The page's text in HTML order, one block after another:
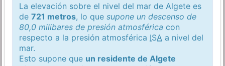
La elevación sobre el nivel del mar de Algete es
de721 metros, lo quesupone un descenso de
80,0 milibares de presión atmosférica con
respecto a la presión atmosférica ISA a nivel del
mar.
Esto supone que un residente de Algete